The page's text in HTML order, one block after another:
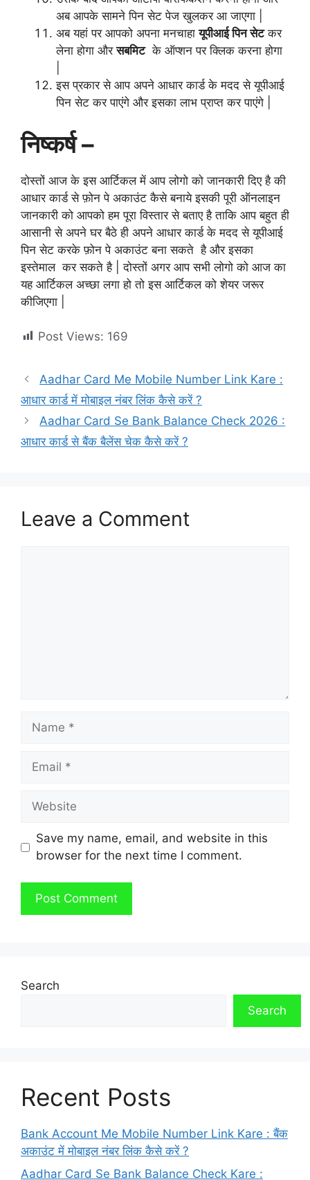
अब आपके सामने पिन सेट पेज खुलकर आ जाएगा |
अब यहां पर आपको अपना मनचाहायूपीआई पिन सेटकर
लेना होगा औरसबमिटके ऑप्शन पर क्लिक करना होगा
इस प्रकार से आप अपने आधार कार्ड के मदद से यूपीआई
पिन सेट कर पाएंगे और इसका लाभ प्राप्त कर पाएंगे |
निष्कर्ष –
दोस्तों आज के इस आर्टिकल में आप लोगो को जानकारी दिए है की
आधार कार्ड से फ़ोन पे अकाउंट कैसे बनाये इसकी पूरी ऑनलाइन
जानकारी को आपको हम पूरा विस्तार से बताए है ताकि आप बहुत ही
आसानी से अपने घर बैठे ही अपने आधार कार्ड के मदद से यूपीआई
पिन सेट करके फ़ोन पे अकाउंट बना सकते है और इसका
इस्तेमाल कर सकते है | दोस्तों अगर आप सभी लोगो को आज का
यह आर्टिकल अच्छा लगा हो तो इस आर्टिकल को शेयर जरूर
कीजिएगा |
Post Views: 169
Aadhar Card Me Mobile Number Link Kare :
आधार कार्ड में मोबाइल नंबर लिंक कैसे करें ?
Aadhar Card Se Bank Balance Check 2026 :
आधार कार्ड से बैंक बैलेंस चेक कैसे करें ?
Leave a Comment
Name
Email
Website
Save my name, email, and website in this
browser for the next time I comment.
Search
Search
Recent Posts
Bank Account Me Mobile Number Link Kare : बैंक
अकाउंट में मोबाइल नंबर लिंक कैसे करें ?
Aadhar Card Se Bank Balance Check Kare :